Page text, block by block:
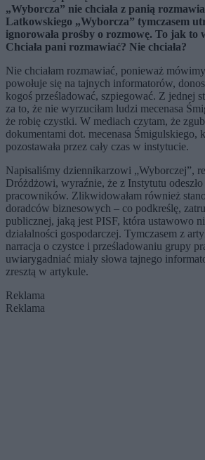
„Wyborcza” nie chciała z panią
Latkowskiego „Wyborcza” tymczasem
ignorowała prośby o rozmowę. To jak to
Chciała pani rozmawiać? Nie chciała?
Nie chciałam rozmawiać, ponieważ
powołuje się na tajnych informatorów,
kogoś prześladować, szpiegować. Z jednej
za to, że nie wyrzuciłam ludzi mecenasa
że robię czystki. W mediach czytam, że
dokumentami dot. mecenasa Śmigulskiego,
pozostawała przez cały czas w instytucie.
Napisaliśmy dziennikarzowi „Wyborczej”,
Dróżdżowi, wyraźnie, że z Instytutu
pracowników. Zlikwidowałam również
doradców biznesowych – co podkreślę,
publicznej, jaką jest PISF, która ustawowo
działalności gospodarczej. Tymczasem z
narracja o czystce i prześladowaniu grupy
uwiarygadniać miały słowa tajnego
zresztą w artykule.
Reklama
Reklama